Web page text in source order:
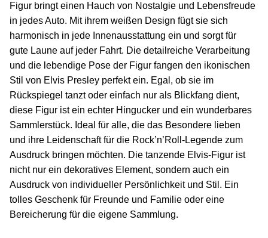
Figur bringt einen Hauch von Nostalgie und Lebensfreude
in jedes Auto. Mit ihrem weißen Design fügt sie sich
harmonisch in jede Innenausstattung ein und sorgt für
gute Laune auf jeder Fahrt. Die detailreiche Verarbeitung
und die lebendige Pose der Figur fangen den ikonischen
Stil von Elvis Presley perfekt ein. Egal, ob sie im
Rückspiegel tanzt oder einfach nur als Blickfang dient,
diese Figur ist ein echter Hingucker und ein wunderbares
Sammlerstück. Ideal für alle, die das Besondere lieben
und ihre Leidenschaft für die Rock’n’Roll-Legende zum
Ausdruck bringen möchten. Die tanzende Elvis-Figur ist
nicht nur ein dekoratives Element, sondern auch ein
Ausdruck von individueller Persönlichkeit und Stil. Ein
tolles Geschenk für Freunde und Familie oder eine
Bereicherung für die eigene Sammlung.